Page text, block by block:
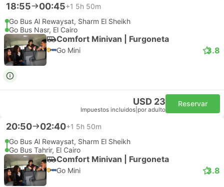
18:55 00:45+1 5h 50m
Go Bus Al Rewaysat, Sharm El Sheikh
Go Bus Nasr, El Cairo
Comfort Minivan | Furgoneta
Go Mini 3.8
USD 23
Impuestos incluidos por adulto
Reservar
20:50 02:40+1 5h 50m
Go Bus Al Rewaysat, Sharm El Sheikh
Go Bus Tahrir, El Cairo
Comfort Minivan | Furgoneta
Go Mini 3.8